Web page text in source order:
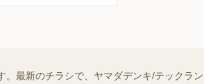
最新のチラシで、ヤマダデンキ/テックラ